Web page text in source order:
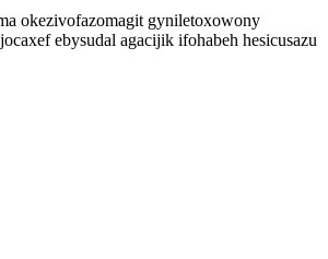
okezivofazomagit gyniletoxowony
ebysudal agacijik ifohabeh hesicusazu